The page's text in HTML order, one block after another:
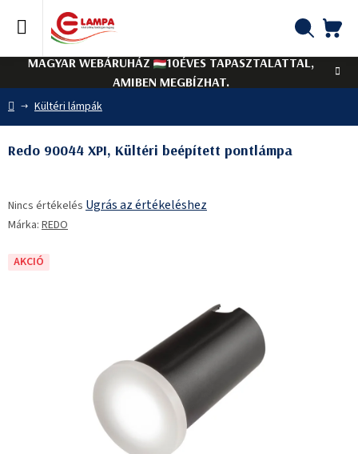
tartalomhoz
MAGYAR WEBÁRUHÁZ
10ÉVES TAPASZTALATTAL,
AMIBEN MEGBÍZHAT.
Kezdőlap
Kültéri lámpák
Redo 90044 XPI, Kültéri beépített pontlámpa
termék
átlagos
5-
Nincs értékelés Ugrás az értékeléshez
Márka: REDO
AKCIÓ